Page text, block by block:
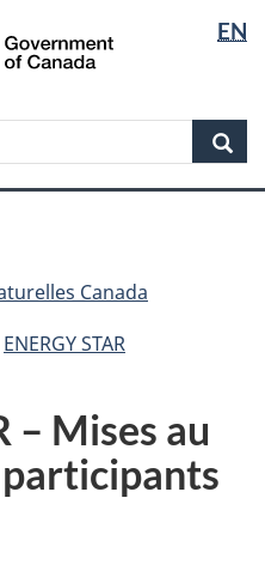
Aller
au
principal
Skip
to
government"
Passer
à
version
simplifiée
langue
EN
Canada
Canada
ENERGY STAR
– Mises au